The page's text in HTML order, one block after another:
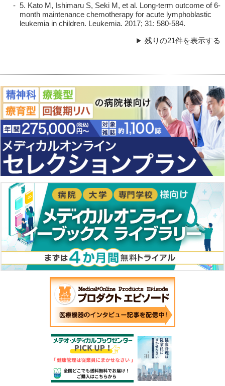
5. Kato M, Ishimaru S, Seki M, et al. Long-term outcome of 6-
month maintenance chemotherapy for acute lymphoblastic
leukemia in children. Leukemia. 2017; 31: 580-584.
残りの21件を表示する